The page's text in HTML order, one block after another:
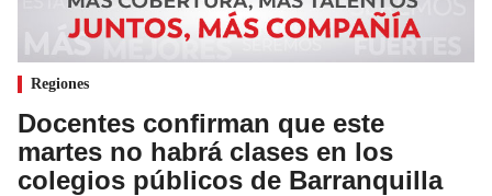
Regiones
Docentes confirman que este
martes no habrá clases en los
colegios públicos de Barranquilla